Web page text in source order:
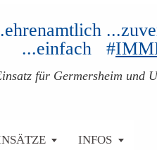
...einfach #
für Germersheim und
INFOS